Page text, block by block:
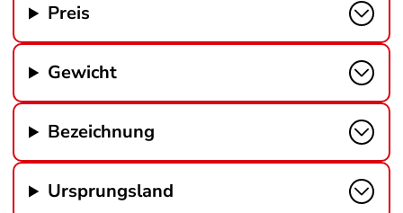
Preis
Gewicht
Bezeichnung
Ursprungsland